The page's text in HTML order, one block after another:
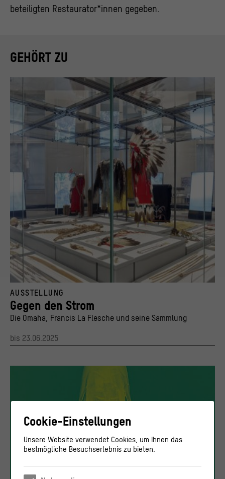
beteiligten Restaurator*innen gegeben.
GEHÖRT ZU
AUSSTELLUNG
Gegen den Strom
Die Omaha, Francis La Flesche und seine Sammlung
bis 23.06.2025
© Staatliche Museen zu Berlin, Ethnologisches Museum / Stiftung Humboldt Forum
Cookie-Einstellungen
Unsere Website verwendet Cookies, um Ihnen das
bestmögliche Besuchserlebnis zu bieten.